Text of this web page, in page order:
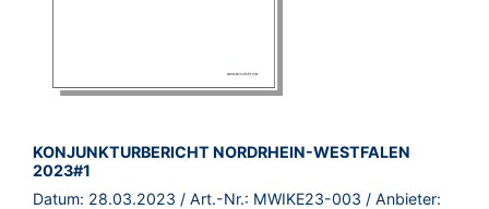
BROSCHÜRE:
KONJUNKTURBERICHT NORDRHEIN-WESTFALEN
2023#1
Datum: 28.03.2023 / Art.-Nr.: MWIKE23-003 / Anbieter: